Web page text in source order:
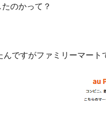
のかって？
んですがファミリーマート